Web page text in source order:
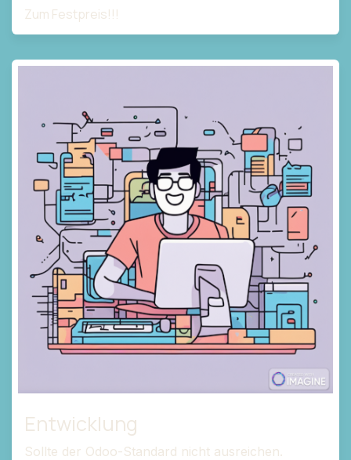
Zum Festpreis!!!
Entwicklung
Sollte der Odoo-Standard nicht ausreichen.